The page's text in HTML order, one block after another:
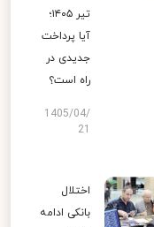
تیر ۱۴۰۵؛
آیا پرداخت
جدیدی در
راه است؟
1405/04/
اختلال
بانکی ادامه